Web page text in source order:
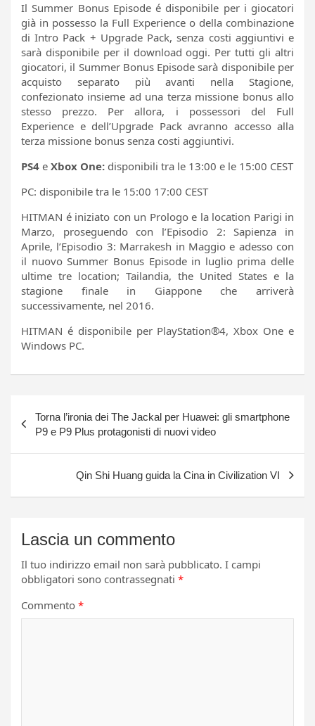
Il Summer Bonus Episode é disponibile per i giocatori
già in possesso la Full Experience o della combinazione
di Intro Pack + Upgrade Pack, senza costi aggiuntivi e
sarà disponibile per il download oggi. Per tutti gli altri
giocatori, il Summer Bonus Episode sarà disponibile per
acquisto separato più avanti nella Stagione,
confezionato insieme ad una terza missione bonus allo
stesso prezzo. Per allora, i possessori del Full
Experience e dell’Upgrade Pack avranno accesso alla
terza missione bonus senza costi aggiuntivi.
PS4 e Xbox One: disponibili tra le 13:00 e le 15:00 CEST
PC: disponibile tra le 15:00 17:00 CEST
HITMAN é iniziato con un Prologo e la location Parigi in
Marzo, proseguendo con l’Episodio 2: Sapienza in
Aprile, l’Episodio 3: Marrakesh in Maggio e adesso con
il nuovo Summer Bonus Episode in luglio prima delle
ultime tre location; Tailandia, the United States e la
stagione finale in Giappone che arriverà
successivamente, nel 2016.
HITMAN é disponibile per PlayStation®4, Xbox One e
Windows PC.
articoli
Torna l’ironia dei The Jackal per Huawei: gli smartphone
P9 e P9 Plus protagonisti di nuovi video
Qin Shi Huang guida la Cina in Civilization VI
Lascia un commento
Il tuo indirizzo email non sarà pubblicato. I campi
obbligatori sono contrassegnati *
Commento *